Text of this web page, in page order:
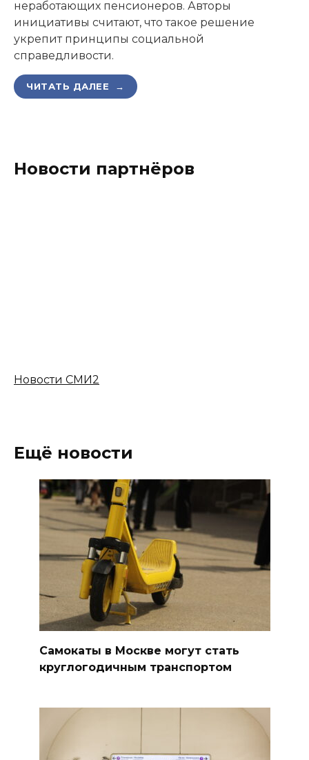
неработающих пенсионеров. Авторы
инициативы считают, что такое решение
укрепит принципы социальной
справедливости.
ЧИТАТЬ ДАЛЕЕ →
Новости партнёров
Новости СМИ2
Ещё новости
Самокаты в Москве могут стать
круглогодичным транспортом